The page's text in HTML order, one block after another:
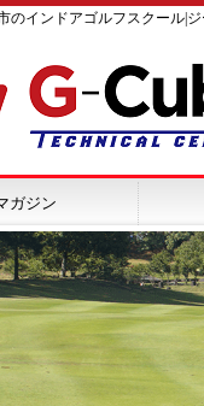
のインドアゴルフスクール|
ガジン